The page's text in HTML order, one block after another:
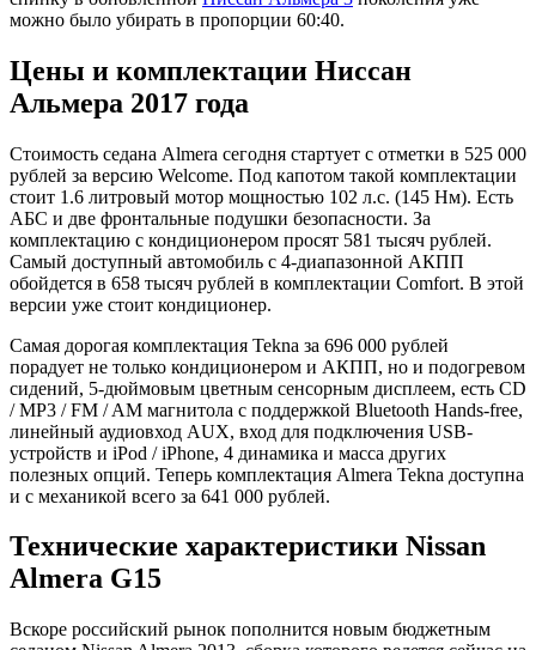
можно было убирать в пропорции 60:40.
Цены и комплектации Ниссан
Альмера 2017 года
Стоимость седана Almera сегодня стартует с отметки в 525 000
рублей за версию Welcome. Под капотом такой комплектации
стоит 1.6 литровый мотор мощностью 102 л.с. (145 Нм). Есть
АБС и две фронтальные подушки безопасности. За
комплектацию с кондиционером просят 581 тысяч рублей.
Самый доступный автомобиль с 4-диапазонной АКПП
обойдется в 658 тысяч рублей в комплектации Comfort. В этой
версии уже стоит кондиционер.
Самая дорогая комплектация Tekna за 696 000 рублей
порадует не только кондиционером и АКПП, но и подогревом
сидений, 5-дюймовым цветным сенсорным дисплеем, есть CD
/ MP3 / FM / AM магнитола с поддержкой Bluetooth Hands-free,
линейный аудиовход AUX, вход для подключения USB-
устройств и iPod / iPhone, 4 динамика и масса других
полезных опций. Теперь комплектация Almera Tekna доступна
и с механикой всего за 641 000 рублей.
Технические характеристики Nissan
Almera G15
Вскоре российский рынок пополнится новым бюджетным